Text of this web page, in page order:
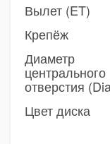
Вылет (ET)
Крепёж
Диаметр
центрального
отверстия
Цвет диска